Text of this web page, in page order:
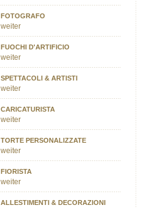
FOTOGRAFO
weiter
FUOCHI D'ARTIFICIO
weiter
SPETTACOLI & ARTISTI
weiter
CARICATURISTA
weiter
TORTE PERSONALIZZATE
weiter
FIORISTA
weiter
ALLESTIMENTI & DECORAZIONI